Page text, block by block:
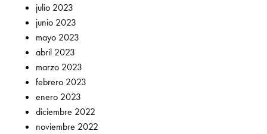
julio 2023
junio 2023
mayo 2023
abril 2023
marzo 2023
febrero 2023
enero 2023
diciembre 2022
noviembre 2022